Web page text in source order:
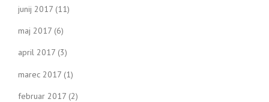
junij 2017 (11)
maj 2017 (6)
april 2017 (3)
marec 2017 (1)
februar 2017 (2)